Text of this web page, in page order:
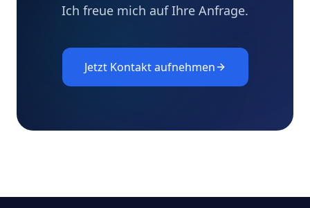
Ich freue mich auf Ihre Anfrage.
Jetzt Kontakt aufnehmen